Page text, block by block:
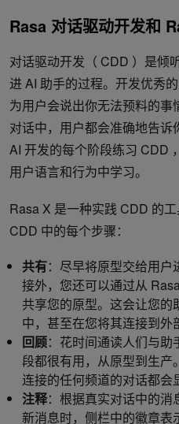
Rasa 对话驱动开发和
对话驱动开发（ CDD ）是倾
进 AI 助手的过程。开发优秀
为用户会说出你无法预料的
对话中，用户都会准确地告
AI 开发的每个阶段练习 CDD
用户语言和行为中学习。
Rasa X 是一种实践 CDD 的
CDD 中的每个步骤：
共有：尽早将原型交给用
接外，您还可以通过从
共享您的原型。这会让您
中，甚至在您将其连接到外
回顾：花时间通读人们与
段都很有用，从原型到生产
连接的任何频道的对话都会
注释：根据真实对话中的消
新消息时，侧栏中的徽章表